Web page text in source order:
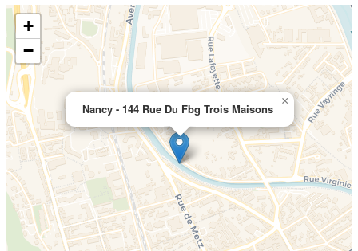
Nancy - 144 Rue Du Fbg Trois Maisons
×
+
−